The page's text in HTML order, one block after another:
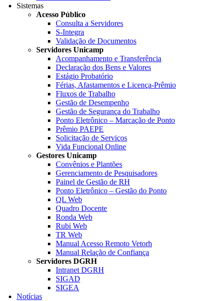
Sistemas
Acesso Público
Consulta a Servidores
S-Integra
Validação de Documentos
Servidores Unicamp
Acompanhamento e Transferência
Declaração dos Bens e Valores
Estágio Probatório
Férias, Afastamentos e Licença-Prêmio
Fluxos de Trabalho
Gestão de Desempenho
Gestão de Segurança do Trabalho
Ponto Eletrônico – Marcação de Ponto
Prêmio PAEPE
Solicitação de Serviços
Vida Funcional Online
Gestores Unicamp
Convênios e Plantões
Gerenciamento de Pesquisadores
Painel de Gestão de RH
Ponto Eletrônico – Gestão do Ponto
QL Web
Quadro Docente
Ronda Web
Rubi Web
TR Web
Manual Acesso Remoto Vetorh
Manual Relação de Confiança
Servidores DGRH
Intranet DGRH
SIGAD
SIGEA
Notícias